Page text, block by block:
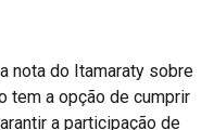
nota do Itamaraty sobre
tem a opção de cumprir
a participação de